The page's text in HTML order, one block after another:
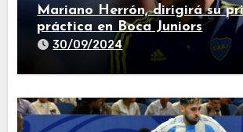
Mariano Herrón, dirigirá su
práctica en Boca Juniors
30/09/2024